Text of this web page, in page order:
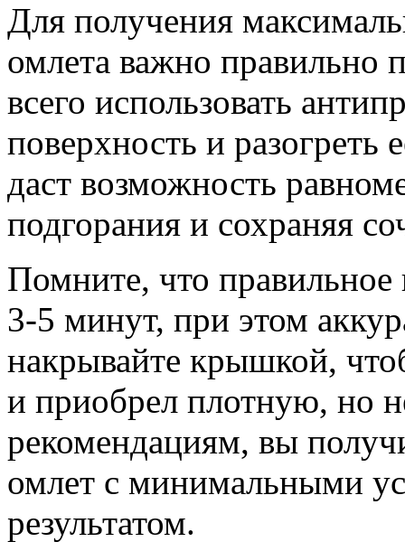
Для получения
омлета важно правильно
всего использовать
поверхность и разогреть
даст возможность
подгорания и сохраняя
Помните, что правильное
3-5 минут, при этом
накрывайте крышкой,
и приобрел плотную, но
рекомендациям, вы
омлет с минимальными
результатом.